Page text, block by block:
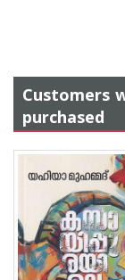
Customers
purchased